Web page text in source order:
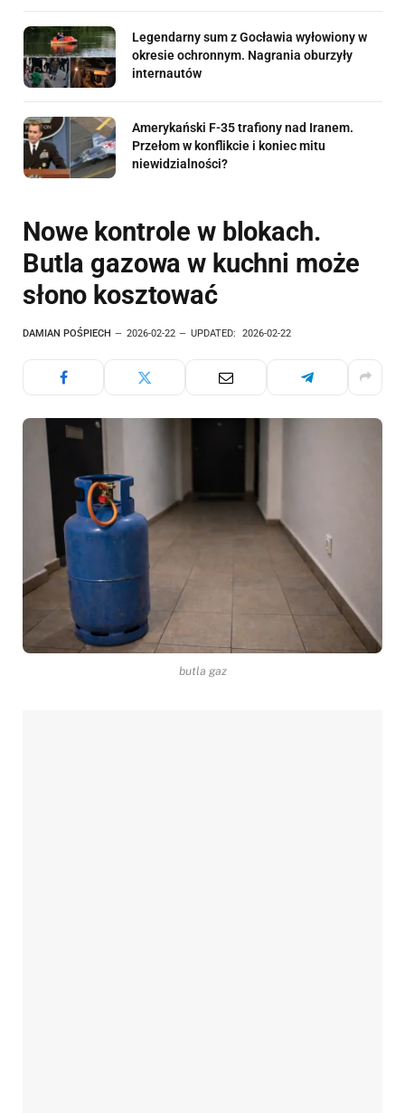
Legendarny sum z Gocławia wyłowiony w
okresie ochronnym. Nagrania oburzyły
internautów
Amerykański F-35 trafiony nad Iranem.
Przełom w konflikcie i koniec mitu
niewidzialności?
Nowe kontrole w blokach.
Butla gazowa w kuchni może
słono kosztować
DAMIAN POŚPIECH 2026-02-22 UPDATED: 2026-02-22
butla gaz